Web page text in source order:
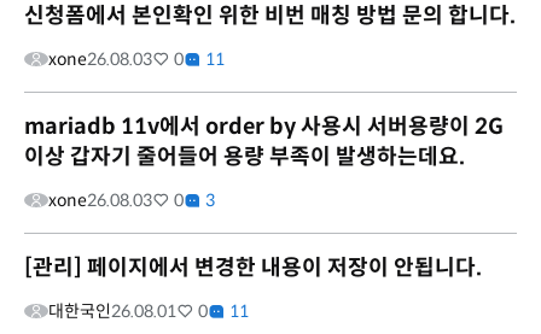
신청폼에서 본인확인 위한 비번 매칭 방법 문의 합니다.
xone26.08.03 0 11
mariadb 11v에서 order by 사용시 서버용량이 2G
이상 갑자기 줄어들어 용량 부족이 발생하는데요.
xone26.08.03 0 3
[관리] 페이지에서 변경한 내용이 저장이 안됩니다.
대한국인26.08.01 0 11